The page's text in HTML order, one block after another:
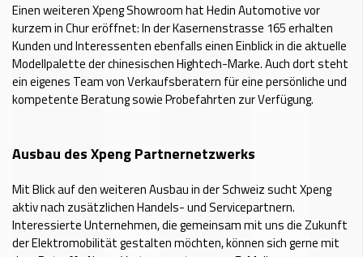
Einen weiteren Xpeng Showroom hat Hedin Automotive vor
kurzem in Chur eröffnet: In der Kasernenstrasse 165 erhalten
Kunden und Interessenten ebenfalls einen Einblick in die aktuelle
Modellpalette der chinesischen Hightech-Marke. Auch dort steht
ein eigenes Team von Verkaufsberatern für eine persönliche und
kompetente Beratung sowie Probefahrten zur Verfügung.
Ausbau des Xpeng Partnernetzwerks
Mit Blick auf den weiteren Ausbau in der Schweiz sucht Xpeng
aktiv nach zusätzlichen Handels- und Servicepartnern.
Interessierte Unternehmen, die gemeinsam mit uns die Zukunft
der Elektromobilität gestalten möchten, können sich gerne mit